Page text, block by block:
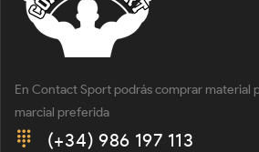
En Contact Sport podrás comprar material
marcial preferida
(+34) 986 197 113